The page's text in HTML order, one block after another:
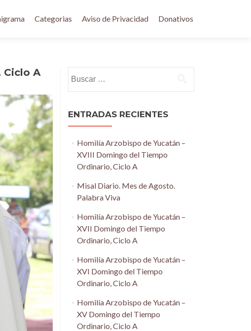
Categorias Aviso de Privacidad Donativos
Ciclo A
ENTRADAS RECIENTES
Homilía Arzobispo de Yucatán –
XVIII Domingo del Tiempo
Ordinario, Ciclo A
Misal Diario. Mes de Agosto.
Palabra Viva
Homilía Arzobispo de Yucatán –
XVII Domingo del Tiempo
Ordinario, Ciclo A
Homilía Arzobispo de Yucatán –
XVI Domingo del Tiempo
Ordinario, Ciclo A
Homilía Arzobispo de Yucatán –
XV Domingo del Tiempo
Ordinario, Ciclo A